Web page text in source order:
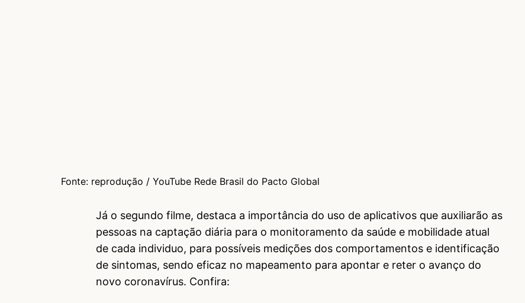
Fonte: reprodução / YouTube Rede Brasil do Pacto Global
Já o segundo filme, destaca a importância do uso de aplicativos que auxiliarão as
pessoas na captação diária para o monitoramento da saúde e mobilidade atual
de cada individuo, para possíveis medições dos comportamentos e identificação
de sintomas, sendo eficaz no mapeamento para apontar e reter o avanço do
novo coronavírus. Confira: